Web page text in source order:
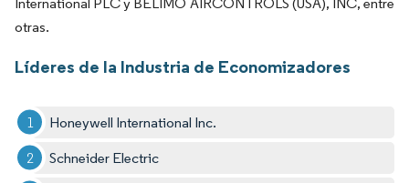
otras.
Líderes de la Industria de Economizadores
Honeywell International Inc.
Schneider Electric